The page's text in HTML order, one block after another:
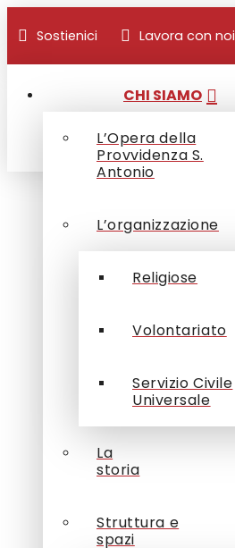
Sostienici Lavora con noi
CHI SIAMO
L’Opera della
Provvidenza S.
Antonio
L’organizzazione
Religiose
Volontariato
Servizio Civile
Universale
La
storia
Struttura e
spazi